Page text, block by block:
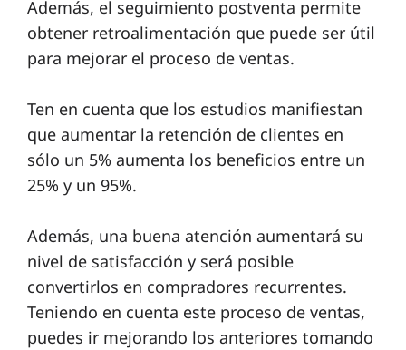
Además, el seguimiento postventa permite
obtener retroalimentación que puede ser útil
para mejorar el proceso de ventas.
Ten en cuenta que los estudios manifiestan
que aumentar la retención de clientes en
sólo un 5% aumenta los beneficios entre un
25% y un 95%.
Además, una buena atención aumentará su
nivel de satisfacción y será posible
convertirlos en compradores recurrentes.
Teniendo en cuenta este proceso de ventas,
puedes ir mejorando los anteriores tomando